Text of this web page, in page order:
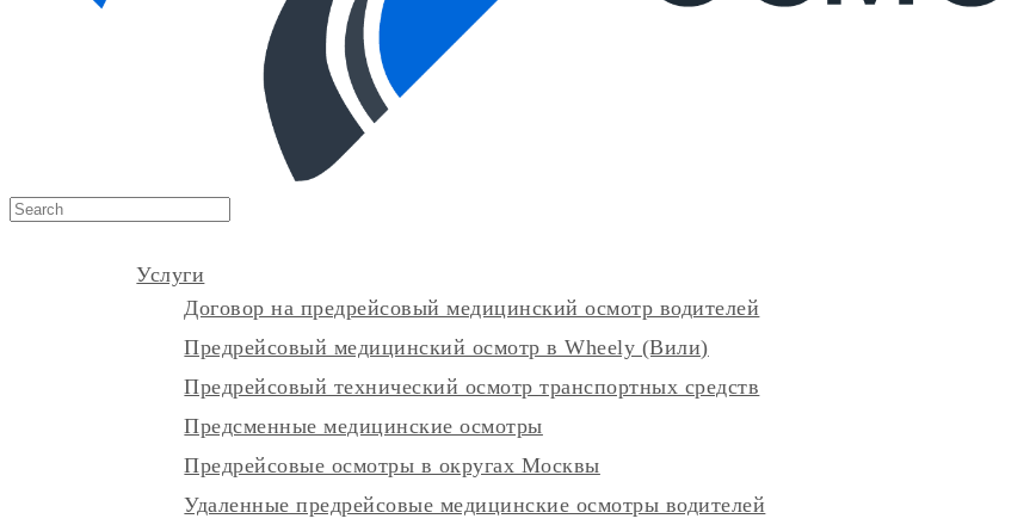
Услуги
Договор на предрейсовый медицинский осмотр водителей
Предрейсовый медицинский осмотр в Wheely (Вили)
Предрейсовый технический осмотр транспортных средств
Предсменные медицинские осмотры
Предрейсовые осмотры в округах Москвы
Удаленные предрейсовые медицинские осмотры водителей